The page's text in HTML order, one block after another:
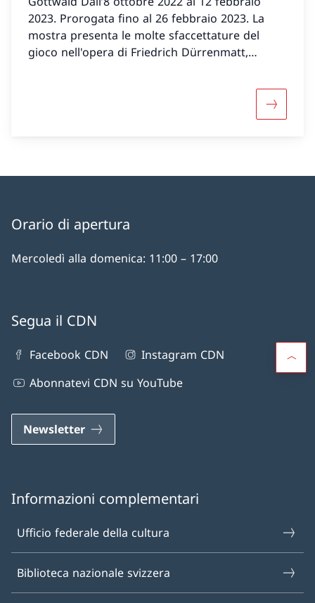
2023. Prorogata fino al 26 febbraio 2023. La
mostra presenta le molte sfaccettature del
gioco nell'opera di Friedrich Dürrenmatt,
Orario di apertura
Mercoledì alla domenica: 11:00 – 17:00
Segua il CDN
Facebook CDN
Instagram CDN
Abonnatevi CDN su YouTube
Newsletter
Informazioni complementari
Ufficio federale della cultura
Biblioteca nazionale svizzera